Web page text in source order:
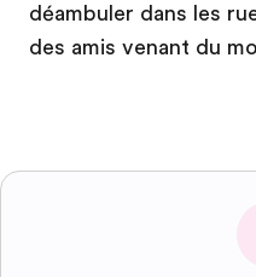
déambuler dans les
des amis venant du